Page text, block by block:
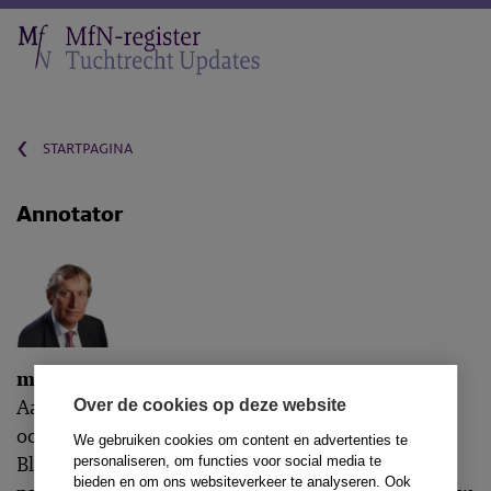
Over de cookies op deze website
We gebruiken cookies om content en advertenties te
personaliseren, om functies voor social media te
bieden en om ons websiteverkeer te analyseren. Ook
‹ startpagina
Annotator
mr. A. Schaberg
Aai Schaberg is sinds 1984 advocaat en sinds 2012
ook mediator. Hij begon zijn carrière bij De Brauw
Blackstone Westbroek, waar hij tot en met 2004